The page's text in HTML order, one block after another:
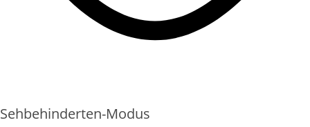
Sehbehinderten-Modus